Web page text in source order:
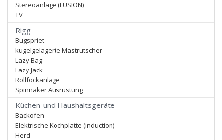
Stereoanlage (FUSION)
TV
Rigg
Bugspriet
kugelgelagerte Mastrutscher
Lazy Bag
Lazy Jack
Rollfockanlage
Spinnaker Ausrüstung
Küchen-und Haushaltsgeräte
Backofen
Elektrische Kochplatte (induction)
Herd